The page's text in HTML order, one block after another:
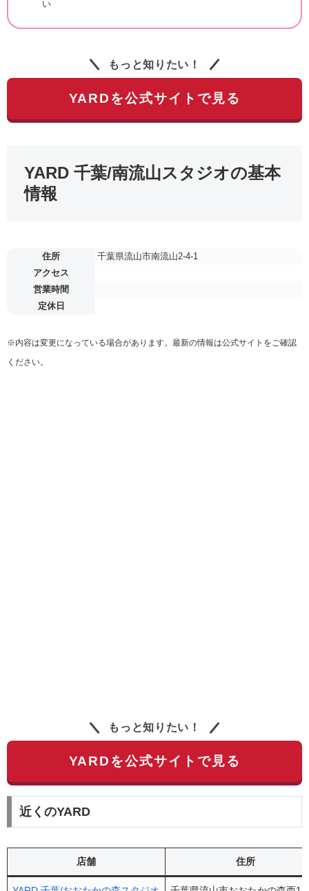
い
もっと知りたい！
YARDを公式サイトで見る
YARD 千葉/南流山スタジオの基本
情報
住所
千葉県流山市南流山2-4-1
アクセス
営業時間
定休日
※内容は変更になっている場合があります。最新の情報は公式サイトをご確認
ください。
もっと知りたい！
YARDを公式サイトで見る
近くのYARD
店舗 住所